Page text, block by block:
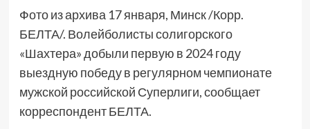
Фото из архива 17 января, Минск /Корр.
БЕЛТА/. Волейболисты солигорского
«Шахтера» добыли первую в 2024 году
выездную победу в регулярном чемпионате
мужской российской Суперлиги, сообщает
корреспондент БЕЛТА.